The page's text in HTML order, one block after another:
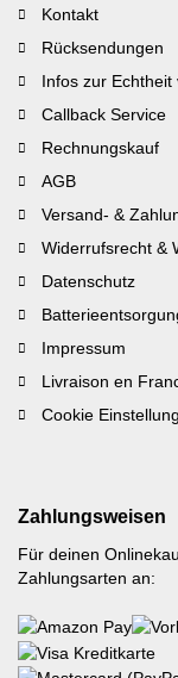
Kontakt
Rücksendungen
Infos zur
Callback Service
Rechnungskauf
AGB
Versand- &
Widerrufsrecht &
Datenschutz
Impressum
Livraison en
Cookie
Zahlungsweisen
Für deinen
Zahlungsarten an: